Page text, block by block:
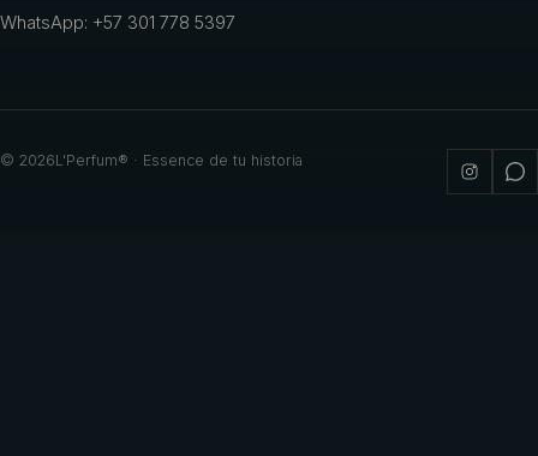
WhatsApp: +57 301 778 5397
© 2026L'Perfum® · Essence de tu historia